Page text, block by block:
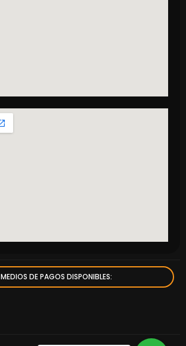
MEDIOS DE PAGOS DISPONIBLES: